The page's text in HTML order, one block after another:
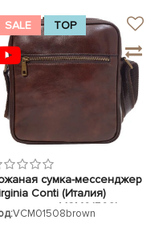
SALE TOP
сумка-мессенджер
Conti (Италия)
VCM01508brown
VCM01508brown